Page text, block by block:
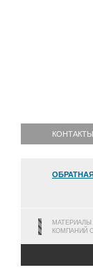
КОНТАКТЫ
КОМПАНИЙ